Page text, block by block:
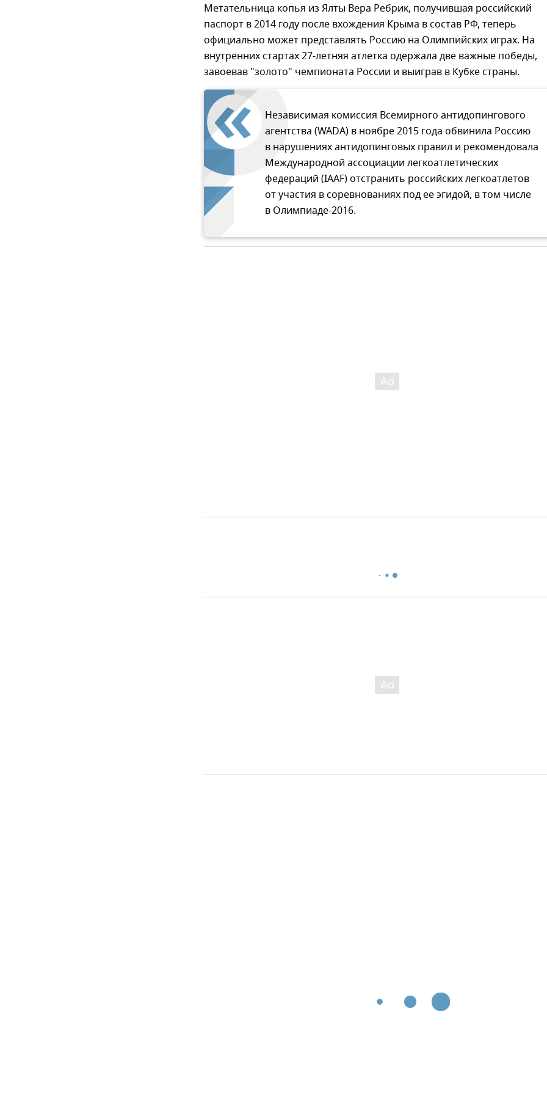
Метательница копья из Ялты Вера Ребрик, получившая российский
паспорт в 2014 году после вхождения Крыма в состав РФ, теперь
официально может представлять Россию на Олимпийских играх. На
внутренних стартах 27-летняя атлетка одержала две важные победы,
завоевав "золото" чемпионата России и выиграв в Кубке страны.
Независимая комиссия Всемирного антидопингового
агентства (WADA) в ноябре 2015 года обвинила Россию
в нарушениях антидопинговых правил и рекомендовала
Международной ассоциации легкоатлетических
федераций (IAAF) отстранить российских легкоатлетов
от участия в соревнованиях под ее эгидой, в том числе
в Олимпиаде-2016.